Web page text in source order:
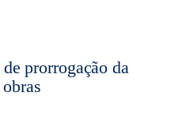
prorrogação da